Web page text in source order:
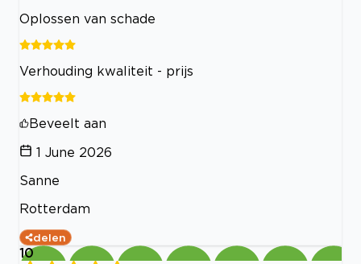
Oplossen van schade
Verhouding kwaliteit - prijs
Beveelt aan
1 June 2026
Sanne
Rotterdam
delen
10